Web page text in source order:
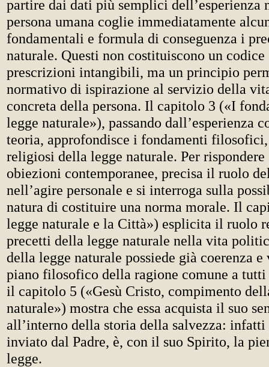
partire dai dati più semplici dell’esperienza
persona umana coglie immediatamente
fondamentali e formula di conseguenza i
naturale. Questi non costituiscono un
prescrizioni intangibili, ma un principio
normativo di ispirazione al servizio della
concreta della persona. Il capitolo 3 («I
legge naturale»), passando dall’esperienza
teoria, approfondisce i fondamenti
religiosi della legge naturale. Per rispondere
obiezioni contemporanee, precisa il ruolo
nell’agire personale e si interroga sulla
natura di costituire una norma morale. Il
legge naturale e la Città») esplicita il ruolo
precetti della legge naturale nella vita
della legge naturale possiede già coerenza
piano filosofico della ragione comune a
il capitolo 5 («Gesù Cristo, compimento
naturale») mostra che essa acquista il suo
all’interno della storia della salvezza: infatti
inviato dal Padre, è, con il suo Spirito, la
legge.